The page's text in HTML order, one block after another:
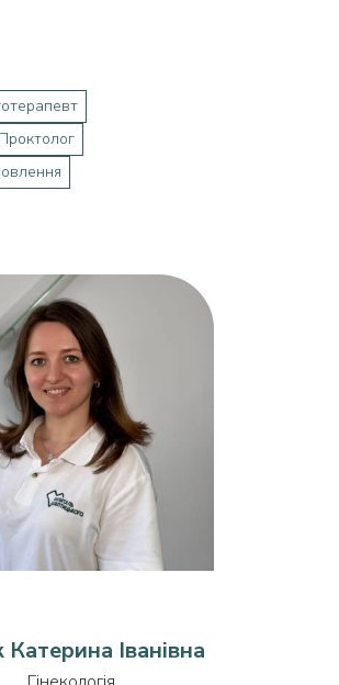
Проктолог
Іванівна